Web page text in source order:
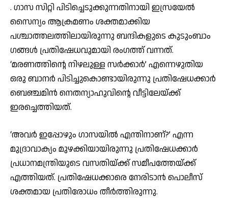
. ​ഗാസ സിറ്റി പിടിച്ചെടുക്കുന്നതിനായി ഇസ്രയേൽ
സൈന്യം ആക്രമണം ശക്തമാക്കിയ
പശ്ചാത്തലത്തിലായിരുന്നു ബന്ദികളുടെ കുടുംബാം​
ഗങ്ങൾ പ്രതിഷേധവുമായി രം​ഗത്ത് വന്നത്.
‘മരണത്തിന്റെ നിഴലുള്ള സർക്കാർ’ എന്നെഴുതിയ
ഒരു ബാനർ പിടിച്ചുകൊണ്ടായിരുന്നു പ്രതിഷേധക്കാർ
ബെഞ്ചമിൻ നെതന്യാഹുവിൻ്റെ വീട്ടിലേയ്ക്ക്
ഇരച്ചെത്തിയത്.
‘അവർ ഇപ്പോഴും ഗാസയിൽ എന്തിനാണ്?’ എന്ന
മുദ്രാവാക്യം മുഴക്കിയായിരുന്നു പ്രതിഷേധക്കാർ
പ്രധാനമന്ത്രിയുടെ വസതിയ്ക്ക് സമീപത്തേയ്ക്ക്
എത്തിയത്. പ്രതിഷേധക്കാരെ നേരിടാൻ പൊലീസ്
ശക്തമായ പ്രതിരോധം തീ‍ർത്തിരുന്നു.